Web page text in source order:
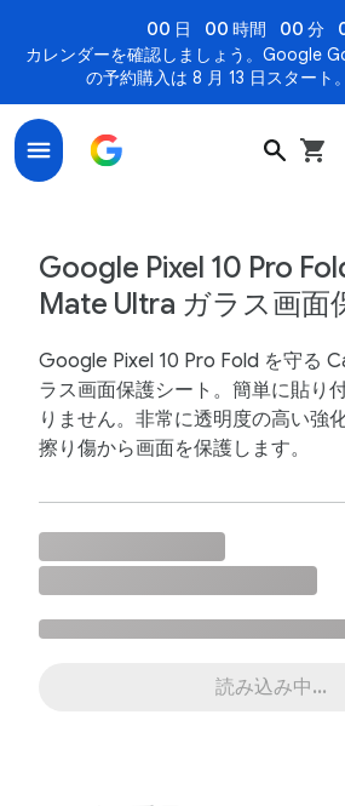
00 日 00 時間 00 分
カレンダーを確認しましょう。Google
の予約購入は 8 月 13 日スタート。
Google Pixel 10 Pro
Mate Ultra ガラス画面
Google Pixel 10 Pro Fold を守る
ラス画面保護シート。簡単に貼り
りません。非常に透明度の高い強
擦り傷から画面を保護します。
読み込み中...